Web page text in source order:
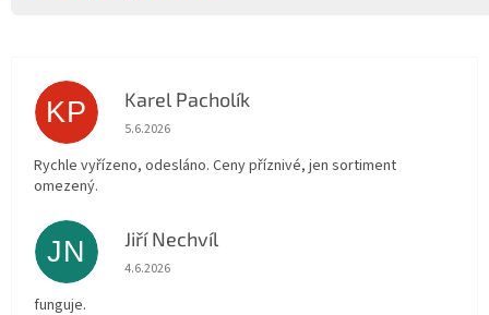
KP Karel Pacholík
Hodnocení obchodu je 4 z 5 hvězdiček.
5.6.2026
Rychle vyřízeno, odesláno. Ceny příznivé, jen sortiment
omezený.
JN Jiří Nechvíl
Hodnocení obchodu je 5 z 5 hvězdiček.
4.6.2026
funguje.